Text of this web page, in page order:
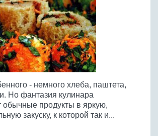
- немного хлеба, паштета,
Но фантазия кулинара
обычные продукты в яркую,
закуску, к которой так и...